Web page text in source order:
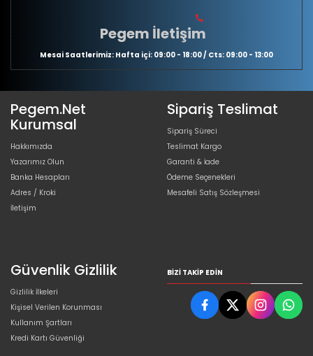
Pegem İletişim
Mesai Saatlerimiz: Hafta içi: 09:00 - 18:00 / Cts: 09:00 - 13:00
Pegem.Net
Kurumsal
Hakkımızda
Yazarımız Olun
Banka Hesapları
Adres / Kroki
İletişim
Sipariş Teslimat
Sipariş Süreci
Teslimat Kargo
Garanti & İade
Ödeme Seçenekleri
Mesafeli Satış Sözleşmesi
Güvenlik Gizlilik
Gizlilik İlkeleri
Kişisel Verilen Korunması
Kullanım Şartları
Kredi Kartı Güvenliği
BIZI TAKIP EDIN